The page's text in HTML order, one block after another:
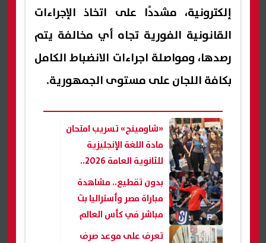
إلكترونية، مشددًا على اتخاذ الإجراءات
القانونية الفورية تجاه أي مخالفة يتم
رصدها، ومواصلة اجراءات الانضباط الكامل
بكافة اللجان على مستوى الجمهورية.
«شاومينج» تسريب امتحان
مادة اللغة الإنجليزية
للثانوية العامة 2026..
والتعليم ترد
بدون تقطيع.. مشاهدة
مباراة مصر وأستراليا بث
مباشر في كأس العالم
2026
تعرف على موعد صرف